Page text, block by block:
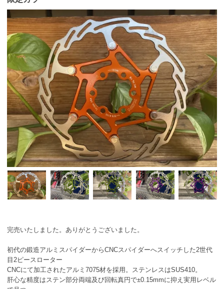
完売いたしました。ありがとうございました。
初代の鍛造アルミスパイダーからCNCスパイダーへスイッチした2世代
目2ピースローター
CNCにて加工されたアルミ7075材を採用。ステンレスはSUS410。
肝心な精度はステン部分両端及び回転真円で±0.15mmに抑え実用レベル